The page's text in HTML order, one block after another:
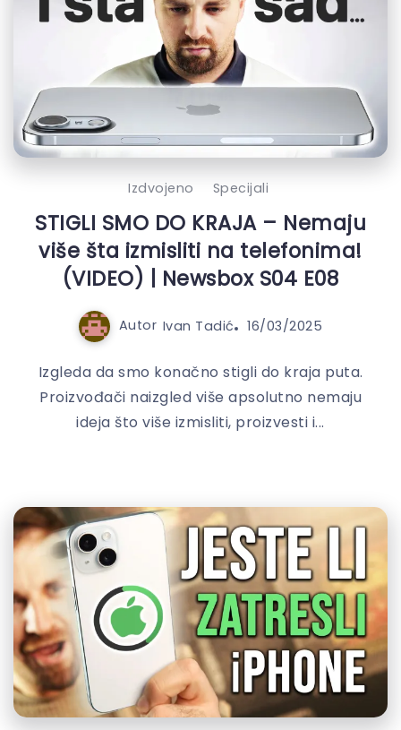
Izdvojeno Specijali
STIGLI SMO DO KRAJA – Nemaju
više šta izmisliti na telefonima!
(VIDEO) | Newsbox S04 E08
Autor Ivan Tadić 16/03/2025
Izgleda da smo konačno stigli do kraja puta.
Proizvođači naizgled više apsolutno nemaju
ideja što više izmisliti, proizvesti i...